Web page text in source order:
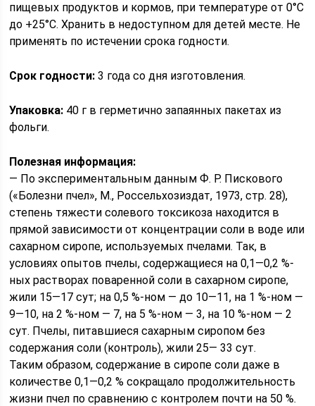
пищевых продуктов и кормов, при температуре от 0°С
до +25°С. Хранить в недоступном для детей месте. Не
применять по истечении срока годности.
Срок годности: 3 года со дня изготовления.
Упаковка: 40 г в герметично запаянных пакетах из
фольги.
Полезная информация:
— По экспериментальным данным Ф. Р. Пис­кового
(«Болезни пчел», М., Россельхозиздат, 1973, стр. 28),
степень тяжести солевого токсикоза находится в
прямой зависимости от концентрации соли в воде или
сахарном сиропе, используемых пчелами. Так, в
условиях опытов пчелы, содер­жащиеся на 0,1—0,2 %-
ных растворах поваренной соли в сахарном сиропе,
жили 15—17 сут; на 0,5 %-ном — до 10—11, на 1 %-ном —
9—10, на 2 %-ном — 7, на 5 %-ном — 3, на 10 %-ном — 2
сут. Пчелы, питавшиеся сахарным сиропом без
содержания соли (контроль), жили 25— 33 сут.
Таким образом, содержание в сиропе соли даже в
количестве 0,1—0,2 % сокращало продолжительность
жизни пчел по сравнению с контролем почти на 50 %.